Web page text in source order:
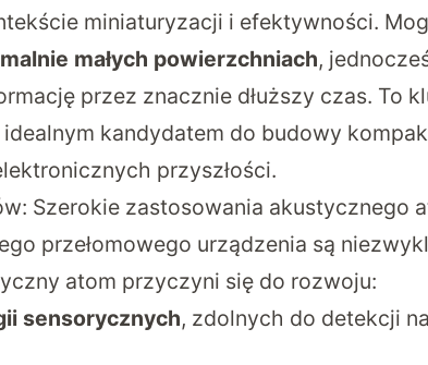
miniaturyzacji i efektywności.
małych powierzchniach,
przez znacznie dłuższy czas. To
kandydatem do budowy
przyszłości.
Szerokie zastosowania akustycznego
przełomowego urządzenia są
atom przyczyni się do rozwoju:
sensorycznych, zdolnych do detekcji